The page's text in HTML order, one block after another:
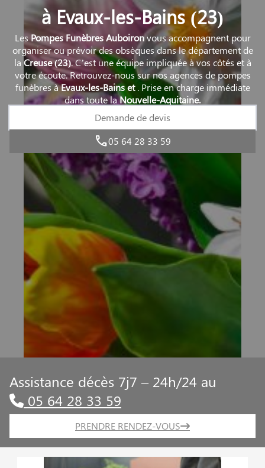
à Evaux-les-Bains (23)
LesPompes Funèbres Auboironvous accompagnent pour
organiser ou prévoir des obsèques dans le département de
la Creuse(23). C’est une équipe impliquée à vos côtés et à
votre écoute. Retrouvez-nous sur nos agences de pompes
funèbres àEvaux-les-Bains et . Prise en charge immédiate
dans toute laNouvelle-Aquitaine.
Demande de devis
05 64 28 33 59
Assistance décès 7j7 – 24h/24 au
05 64 28 33 59
PRENDRE RENDEZ-VOUS